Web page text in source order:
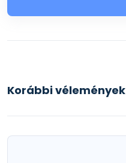
Korábbi vélemények